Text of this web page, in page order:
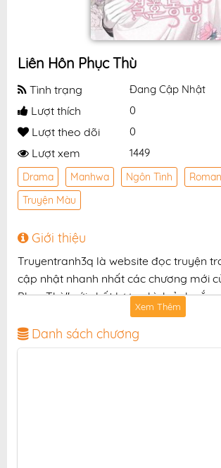
Liên Hôn Phục Thù
Tình trạng Đang Cập Nhật
Lượt thích 0
Lượt theo dõi 0
Lượt xem 1449
Drama Manhwa Ngôn Tình
Truyện Màu
Giới thiệu
Truyentranh3q là website đọc truyện
cập nhật nhanh nhất các chương mới
Phục Thù" với chất lượng hình ảnh sắc
chuẩn và giao diện thân thiện, mang
đọc truyện hấp dẫn, tiện lợi, hoàn toàn
độc giả yêu thích truyện tranh online.
Xem Thêm
Danh sách chương